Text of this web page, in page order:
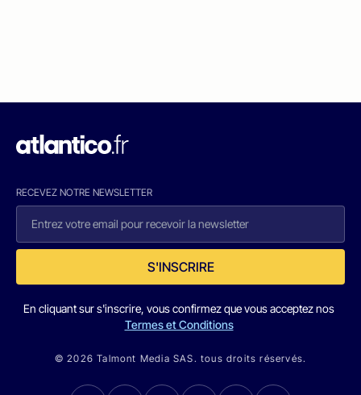
RECEVEZ NOTRE NEWSLETTER
S'INSCRIRE
En cliquant sur s'inscrire, vous confirmez que vous acceptez nos
Termes et Conditions
© 2026 Talmont Media SAS. tous droits réservés.